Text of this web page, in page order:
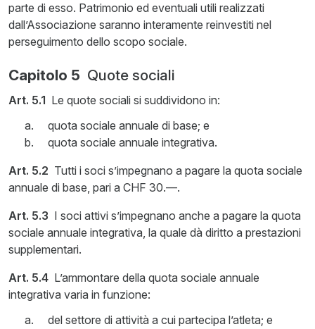
parte di esso. Patrimonio ed eventuali utili realizzati
dall’Associazione saranno interamente reinvestiti nel
perseguimento dello scopo sociale.
Capitolo 5 Quote sociali
Art. 5.1 Le quote sociali si suddividono in:
quota sociale annuale di base; e
quota sociale annuale integrativa.
Art. 5.2 Tutti i soci s’impegnano a pagare la quota sociale
annuale di base, pari a CHF 30.—.
Art. 5.3 I soci attivi s’impegnano anche a pagare la quota
sociale annuale integrativa, la quale dà diritto a prestazioni
supplementari.
Art. 5.4 L’ammontare della quota sociale annuale
integrativa varia in funzione:
del settore di attività a cui partecipa l’atleta; e